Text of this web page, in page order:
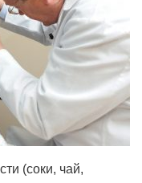
(соки, чай,